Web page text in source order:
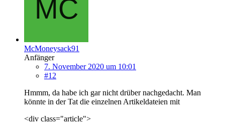
McMoneysack91
Anfänger
7. November 2020 um 10:01
#12
Hmmm, da habe ich gar nicht drüber nachgedacht. Man
könnte in der Tat die einzelnen Artikeldateien mit
<div class="article">